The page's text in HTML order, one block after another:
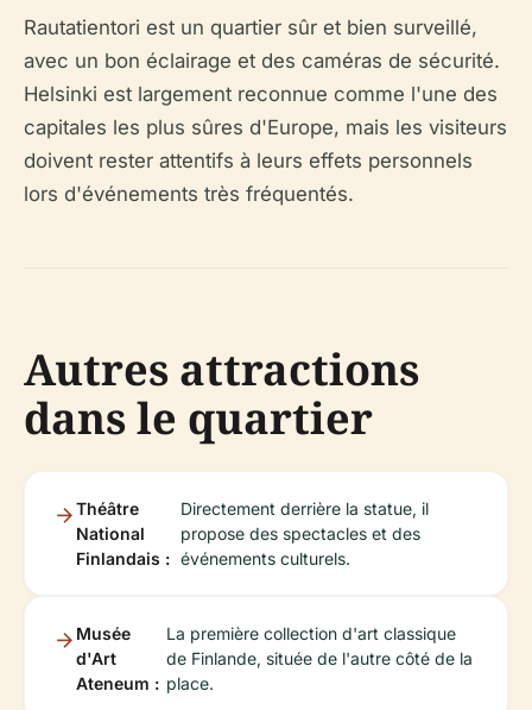
Rautatientori est un quartier sûr et bien surveillé,
avec un bon éclairage et des caméras de sécurité.
Helsinki est largement reconnue comme l'une des
capitales les plus sûres d'Europe, mais les visiteurs
doivent rester attentifs à leurs effets personnels
lors d'événements très fréquentés.
Autres attractions
dans le quartier
Théâtre
National
Finlandais :
Directement derrière la statue, il
propose des spectacles et des
événements culturels.
Musée
d'Art
Ateneum :
La première collection d'art classique
de Finlande, située de l'autre côté de la
place.